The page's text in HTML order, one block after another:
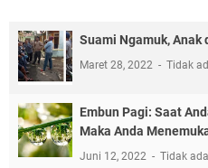
Suami Ngamuk,
Maret 28, 2022 Tidak
Embun Pagi: Saat
Maka Anda
Juni 12, 2022 Tidak